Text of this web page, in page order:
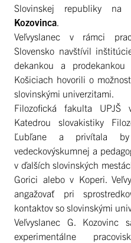
Slovinskej republiky na
Kozovinca
Veľvyslanec v rámci
Slovensko navštívil
dekankou a
Košiciach hovorili o
slovinskými univerzitami.
Filozofická fakulta UPJŠ
Katedrou slovakistiky
Ľubľane a privítala
vedeckovýskumnej a
v ďalších slovinských
Gorici alebo v Koperi.
angažovať pri
kontaktov so slovinskými
Veľvyslanec G. Kozovinc
experimentálne